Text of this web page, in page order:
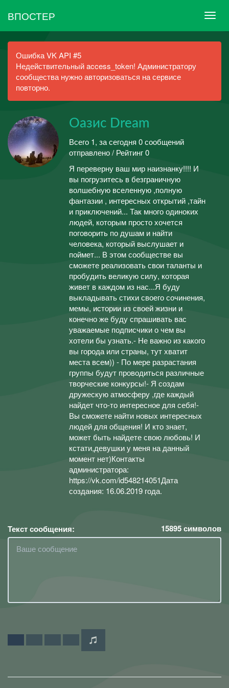
ВПОСТЕР
Ошибка VK API #5
Недействительный access_token! Администратору
сообщества нужно авторизоваться на сервисе
повторно.
Оазис Dream
Всего 1, за сегодня 0 сообщений
отправлено / Рейтинг 0
Я переверну ваш мир наизнанку!!!! И
вы погрузитесь в безграничную
волшебную вселенную ,полную
фантазии , интересных открытий ,тайн
и приключений... Так много одиноких
людей, которым просто хочется
поговорить по душам и найти
человека, который выслушает и
поймет... В этом сообществе вы
сможете реализовать свои таланты и
пробудить великую силу, которая
живет в каждом из нас...Я буду
выкладывать стихи своего сочинения,
мемы, истории из своей жизни и
конечно же буду спрашивать вас
уважаемые подписчики о чем вы
хотели бы узнать.- Не важно из какого
вы города или страны, тут хватит
места всем)) - По мере разрастания
группы будут проводиться различные
творческие конкурсы!- Я создам
дружескую атмосферу ,где каждый
найдет что-то интересное для себя!-
Вы сможете найти новых интересных
людей для общения! И кто знает,
может быть найдете свою любовь! И
кстати,девушки у меня на данный
момент нет)Контакты
администратора:
https://vk.com/id548214051Дата
создания: 16.06.2019 года.
Текст сообщения: 15895символов